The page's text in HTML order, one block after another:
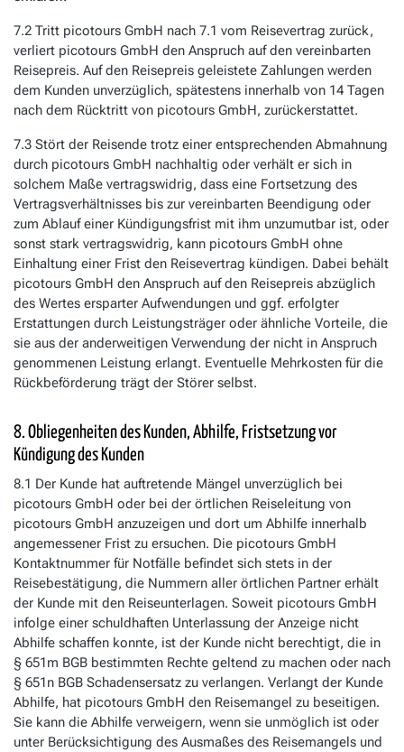
7.2 Tritt picotours GmbH nach 7.1 vom Reisevertrag zurück,
verliert picotours GmbH den Anspruch auf den vereinbarten
Reisepreis. Auf den Reisepreis geleistete Zahlungen werden
dem Kunden unverzüglich, spätestens innerhalb von 14 Tagen
nach dem Rücktritt von picotours GmbH, zurückerstattet.
7.3 Stört der Reisende trotz einer entsprechenden Abmahnung
durch picotours GmbH nachhaltig oder verhält er sich in
solchem Maße vertragswidrig, dass eine Fortsetzung des
Vertragsverhältnisses bis zur vereinbarten Beendigung oder
zum Ablauf einer Kündigungsfrist mit ihm unzumutbar ist, oder
sonst stark vertragswidrig, kann picotours GmbH ohne
Einhaltung einer Frist den Reisevertrag kündigen. Dabei behält
picotours GmbH den Anspruch auf den Reisepreis abzüglich
des Wertes ersparter Aufwendungen und ggf. erfolgter
Erstattungen durch Leistungsträger oder ähnliche Vorteile, die
sie aus der anderweitigen Verwendung der nicht in Anspruch
genommenen Leistung erlangt. Eventuelle Mehrkosten für die
Rückbeförderung trägt der Störer selbst.
8. Obliegenheiten des Kunden, Abhilfe, Fristsetzung vor
Kündigung des Kunden
8.1 Der Kunde hat auftretende Mängel unverzüglich bei
picotours GmbH oder bei der örtlichen Reiseleitung von
picotours GmbH anzuzeigen und dort um Abhilfe innerhalb
angemessener Frist zu ersuchen. Die picotours GmbH
Kontaktnummer für Notfälle befindet sich stets in der
Reisebestätigung, die Nummern aller örtlichen Partner erhält
der Kunde mit den Reiseunterlagen. Soweit picotours GmbH
infolge einer schuldhaften Unterlassung der Anzeige nicht
Abhilfe schaffen konnte, ist der Kunde nicht berechtigt, die in
§ 651m BGB bestimmten Rechte geltend zu machen oder nach
§ 651n BGB Schadensersatz zu verlangen. Verlangt der Kunde
Abhilfe, hat picotours GmbH den Reisemangel zu beseitigen.
Sie kann die Abhilfe verweigern, wenn sie unmöglich ist oder
unter Berücksichtigung des Ausmaßes des Reisemangels und